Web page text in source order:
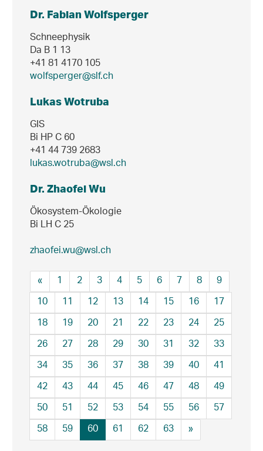
Dr. Fabian Wolfsperger
Schneephysik
Da B 1 13
+41 81 4170 105
wolfsperger@slf.ch
Lukas Wotruba
GIS
Bi HP C 60
+41 44 739 2683
lukas.wotruba@wsl.ch
Dr. Zhaofei Wu
Ökosystem-Ökologie
Bi LH C 25
zhaofei.wu@wsl.ch
«
1 2 3 4 5 6 7 8
9
10
11 12 13 14 15 16
17
18
19 20 21 22 23 24
25
26
27 28 29 30 31 32
33
34
35 36 37 38 39 40
41
42
43 44 45 46 47 48
49
50
51 52 53 54 55 56
57
58
59 60 61 62 63 »